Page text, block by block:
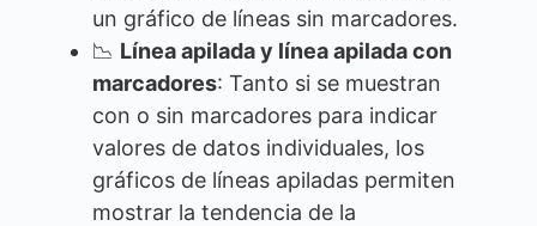
un gráfico de líneas sin marcadores.
📉 Línea apilada y línea apilada con
marcadores: Tanto si se muestran
con o sin marcadores para indicar
valores de datos individuales, los
gráficos de líneas apiladas permiten
mostrar la tendencia de la